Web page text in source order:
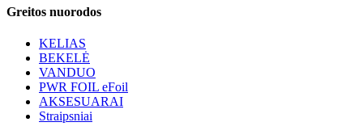
Greitos nuorodos
KELIAS
BEKELĖ
VANDUO
PWR FOIL eFoil
AKSESUARAI
Straipsniai